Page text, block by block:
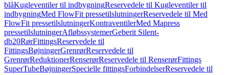
blåKugleventiler til indbygningReservedele til Kugleventiler til
indbygningMed FlowFit pressetilslutningerReservedele til Med
FlowFit pressetilslutningerKontraventilerMed Mapress
pressetilslutningerAfløbssystemerGeberit Silent-
db20RørFittingsReservedele til
FittingsBøjningerGrenrørReservedele til
GrenrørReduktionerRenserørReservedele til RenserørFittings
SuperTubeBøjningerSpecielle fittingsForbindelserReservedele til